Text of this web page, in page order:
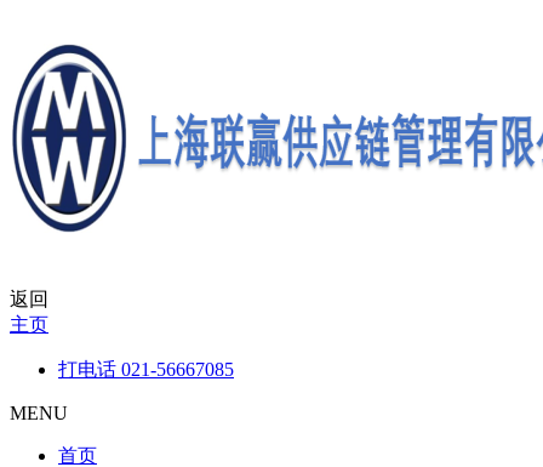
返回
主页
打电话 021-56667085
MENU
首页